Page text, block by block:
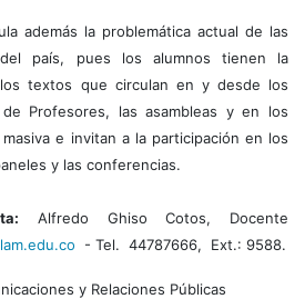
además la problemática actual de las
del país, pues los alumnos tienen la
textos que circulan en y desde los
Profesores, las asambleas y en los
e invitan a la participación en los
y las conferencias.
Alfredo Ghiso Cotos, Docente
- Tel. 44787666, Ext.: 9588.
y Relaciones Públicas